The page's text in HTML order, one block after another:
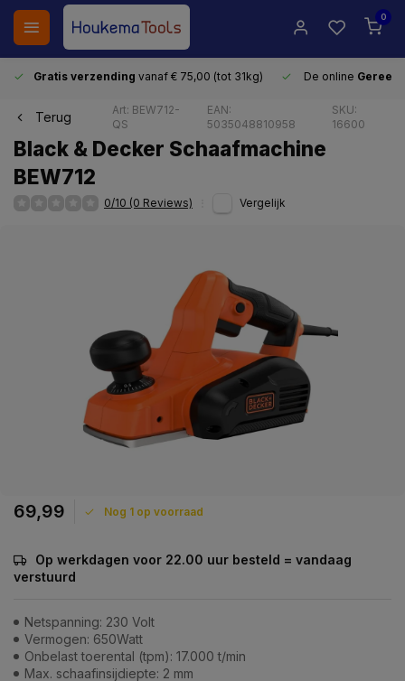
0
Gratis verzending vanaf € 75,00 (tot 31kg) De online
Terug
Art: BEW712-
QS
EAN:
5035048810958
SKU:
16600
Black & Decker Schaafmachine
BEW712
0/10 (0 Reviews) Vergelijk
69,99 Nog 1 op voorraad
Op werkdagen voor 22.00 uur besteld = vandaag
verstuurd
Netspanning: 230 Volt
Vermogen: 650Watt
Onbelast toerental (tpm): 17.000 t/min
Max. schaafinsijdiepte: 2 mm